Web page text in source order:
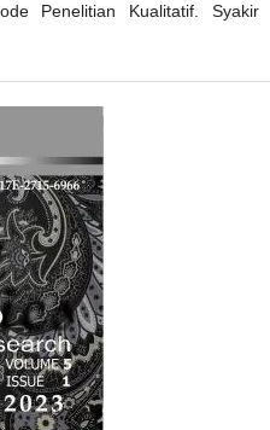
Penelitian Kualitatif. Syakir